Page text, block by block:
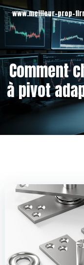
www.meilleur-prop-
Comment
à pivot